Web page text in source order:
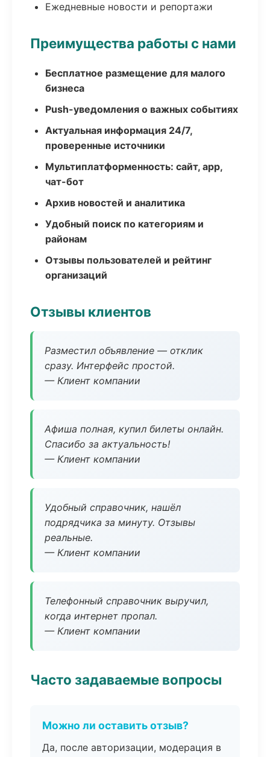
Ежедневные новости и репортажи
Преимущества работы с нами
Бесплатное размещение для малого
бизнеса
Push-уведомления о важных событиях
Актуальная информация 24/7,
проверенные источники
Мультиплатформенность: сайт, app,
чат-бот
Архив новостей и аналитика
Удобный поиск по категориям и
районам
Отзывы пользователей и рейтинг
организаций
Отзывы клиентов
Разместил объявление — отклик
сразу. Интерфейс простой.
— Клиент компании
Афиша полная, купил билеты онлайн.
Спасибо за актуальность!
— Клиент компании
Удобный справочник, нашёл
подрядчика за минуту. Отзывы
реальные.
— Клиент компании
Телефонный справочник выручил,
когда интернет пропал.
— Клиент компании
Часто задаваемые вопросы
Можно ли оставить отзыв?
Да, после авторизации, модерация в